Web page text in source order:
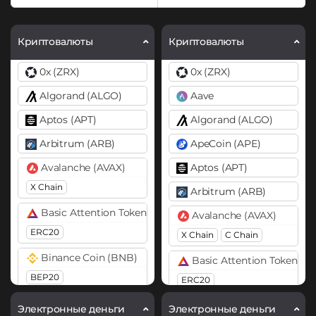
Криптовалюты
0x (ZRX)
Algorand (ALGO)
Aptos (APT)
Arbitrum (ARB)
Avalanche (AVAX)
X Chain
Basic Attention Token (BAT)
ERC20
Binance Coin (BNB)
BEP20
Электронные деньги
Криптовалюты
0x (ZRX)
Aave
Algorand (ALGO)
ApeCoin (APE)
Aptos (APT)
Arbitrum (ARB)
Avalanche (AVAX)
X Chain C Chain
Basic Attention Token
ERC20
Binance Coin (BNB)
Электронные деньги